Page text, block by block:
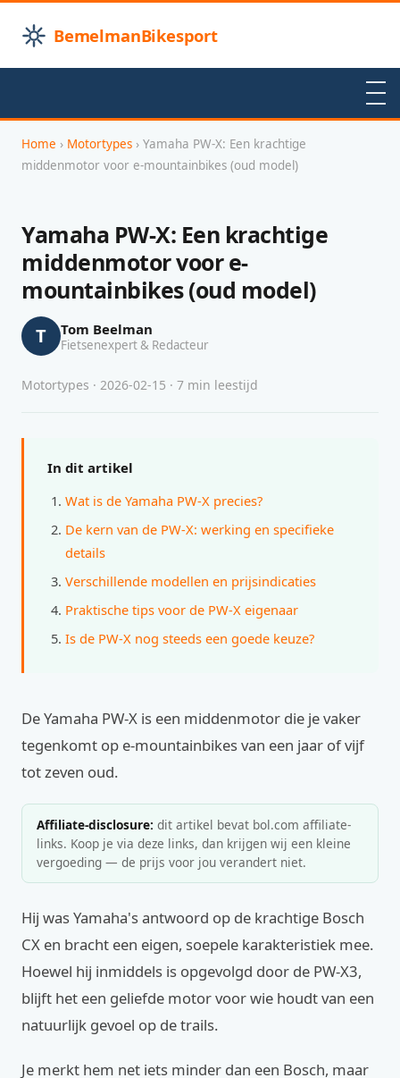
BemelmanBikesport
Home › Motortypes › Yamaha PW-X: Een krachtige
middenmotor voor e-mountainbikes (oud model)
Yamaha PW-X: Een krachtige
middenmotor voor e-
mountainbikes (oud model)
T Tom Beelman
Fietsenexpert & Redacteur
Motortypes · 2026-02-15 · 7 min leestijd
In dit artikel
Wat is de Yamaha PW-X precies?
De kern van de PW-X: werking en specifieke
details
Verschillende modellen en prijsindicaties
Praktische tips voor de PW-X eigenaar
Is de PW-X nog steeds een goede keuze?
De Yamaha PW-X is een middenmotor die je vaker
tegenkomt op e-mountainbikes van een jaar of vijf
tot zeven oud.
Affiliate-disclosure: dit artikel bevat bol.com affiliate-
links. Koop je via deze links, dan krijgen wij een kleine
vergoeding — de prijs voor jou verandert niet.
Hij was Yamaha's antwoord op de krachtige Bosch
CX en bracht een eigen, soepele karakteristiek mee.
Hoewel hij inmiddels is opgevolgd door de PW-X3,
blijft het een geliefde motor voor wie houdt van een
natuurlijk gevoel op de trails.
Je merkt hem net iets minder dan een Bosch, maar